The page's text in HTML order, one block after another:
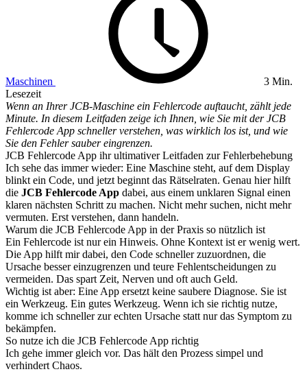
Maschinen
3 Min.
Lesezeit
Wenn an Ihrer JCB-Maschine ein Fehlercode auftaucht, zählt jede
Minute. In diesem Leitfaden zeige ich Ihnen, wie Sie mit der JCB
Fehlercode App schneller verstehen, was wirklich los ist, und wie
Sie den Fehler sauber eingrenzen.
JCB Fehlercode App ihr ultimativer Leitfaden zur Fehlerbehebung
Ich sehe das immer wieder: Eine Maschine steht, auf dem Display
blinkt ein Code, und jetzt beginnt das Rätselraten. Genau hier hilft
die JCB Fehlercode App dabei, aus einem unklaren Signal einen
klaren nächsten Schritt zu machen. Nicht mehr suchen, nicht mehr
vermuten. Erst verstehen, dann handeln.
Warum die JCB Fehlercode App in der Praxis so nützlich ist
Ein Fehlercode ist nur ein Hinweis. Ohne Kontext ist er wenig wert.
Die App hilft mir dabei, den Code schneller zuzuordnen, die
Ursache besser einzugrenzen und teure Fehlentscheidungen zu
vermeiden. Das spart Zeit, Nerven und oft auch Geld.
Wichtig ist aber: Eine App ersetzt keine saubere Diagnose. Sie ist
ein Werkzeug. Ein gutes Werkzeug. Wenn ich sie richtig nutze,
komme ich schneller zur echten Ursache statt nur das Symptom zu
bekämpfen.
So nutze ich die JCB Fehlercode App richtig
Ich gehe immer gleich vor. Das hält den Prozess simpel und
verhindert Chaos.